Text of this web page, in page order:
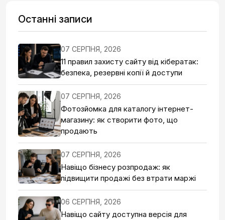
Останні записи
07 СЕРПНЯ, 2026
11 правил захисту сайту від кібератак:
безпека, резервні копії й доступи
07 СЕРПНЯ, 2026
Фотозйомка для каталогу інтернет-
магазину: як створити фото, що
продають
07 СЕРПНЯ, 2026
Навіщо бізнесу розпродаж: як
підвищити продажі без втрати маржі
06 СЕРПНЯ, 2026
Навіщо сайту доступна версія для